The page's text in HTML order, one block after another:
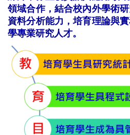
領域合作，結合校內外學術
資料分析能力，培育理論與
學專業研究人才。